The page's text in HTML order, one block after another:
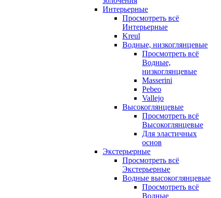
Интерьерные
Просмотреть всё
Интерьерные
Kreul
Водные, низкоглянцевые
Просмотреть всё
Водные,
низкоглянцевые
Masserini
Pebeo
Vallejo
Высокоглянцевые
Просмотреть всё
Высокоглянцевые
Для эластичных
основ
Экстерьерные
Просмотреть всё
Экстерьерные
Водные высокоглянцевые
Просмотреть всё
Водные